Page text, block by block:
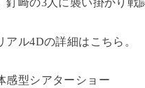
釘崎の3人に襲い掛かり戦
アル4Dの詳細はこちら。
感型シアターショー